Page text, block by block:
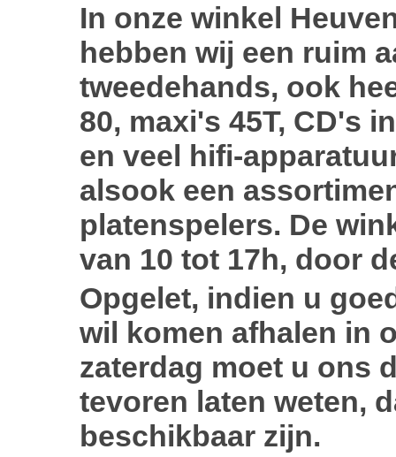
In onze winkel
hebben wij een ruim
tweedehands, ook
80, maxi's 45T, CD's
en veel hifi-
alsook een
platenspelers. De
van 10 tot 17h, door
Opgelet, indien u
wil komen afhalen in
zaterdag moet u ons
tevoren laten weten,
beschikbaar zijn.